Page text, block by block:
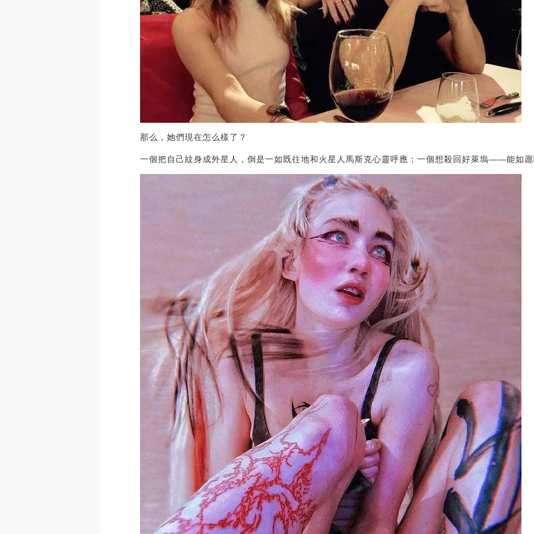
那么，她們現在怎么樣了？
一個把自己紋身成外星人，倒是一如既往地和火星人馬斯克心靈呼應；一個想殺回好萊塢——能如